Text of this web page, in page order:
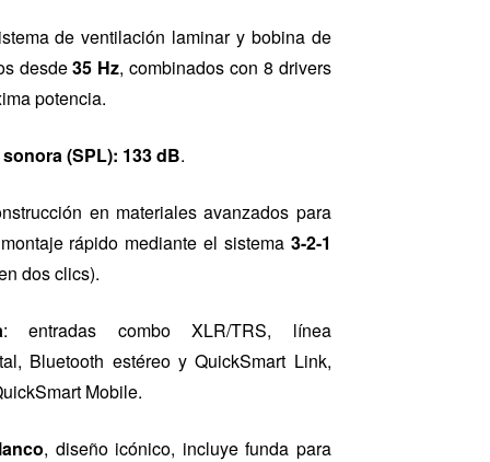
de ventilación laminar y bobina de
desde35 Hz, combinados con 8 drivers
potencia.
(SPL): 133 dB.
en materiales avanzados para
rápido mediante el sistema 3-2-1
dos clics).
: entradas combo XLR/TRS, línea
Bluetooth estéreo y QuickSmart Link,
Mobile.
, diseño icónico, incluye funda para